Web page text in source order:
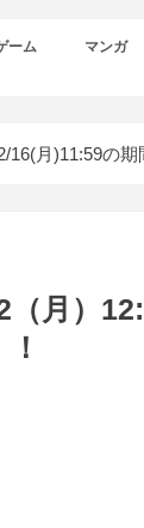
ーム マンガ
月)11:59の
（月）